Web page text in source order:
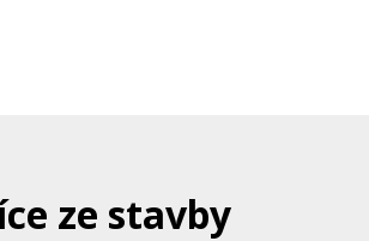
ze stavby